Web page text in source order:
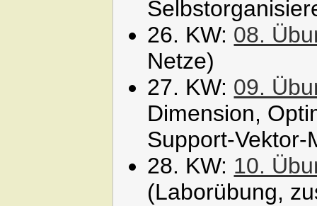
26. KW: 08.
Netze)
27. KW: 09.
Dimension,
Support-Vektor-
28. KW: 10.
(Laborübung,